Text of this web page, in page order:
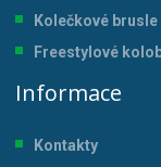
Kolečkové brusle
Freestylové
Informace
Kontakty